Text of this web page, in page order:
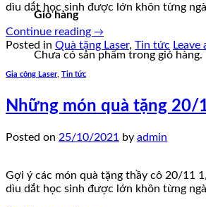
Giỏ hàng
Chưa có sản phẩm trong giỏ hàng.
dìu dắt học sinh được lớn khôn từng
Continue reading →
Posted in Quà tặng Laser, Tin tức Leave
Gia công Laser Tin tức
Những món quà tặng 20/
Posted on 25/10/2021 by admin
Gợi ý các món quà tặng thầy cô 20/11
dìu dắt học sinh được lớn khôn từng